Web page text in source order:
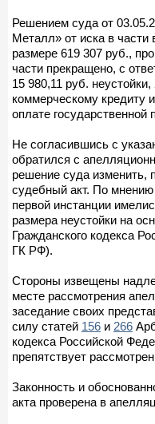
Решением суда от
Металл» от иска в части
размере 619 307 руб.,
части прекращено, с
15 980,11 руб.
коммерческому кредиту
оплате государственной
Не согласившись с
обратился с
решение суда изменить,
судебный акт. По
первой инстанции
размера неустойки на
Гражданского кодекса
ГК РФ).
Стороны извещены
месте рассмотрения
заседание своих
силу статей 156 и 266
кодекса Российской
препятствует
Законность и
акта проверена в